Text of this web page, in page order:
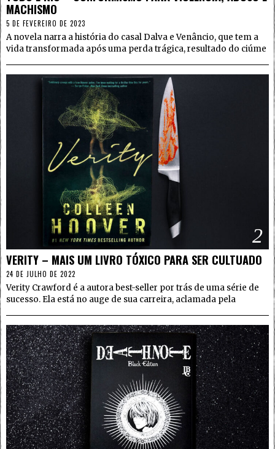
MACHISMO
5 DE FEVEREIRO DE 2023
A novela narra a história do casal Dalva e Venâncio, que tem a
vida transformada após uma perda trágica, resultado do ciúme
2
VERITY – MAIS UM LIVRO TÓXICO PARA SER CULTUADO
24 DE JULHO DE 2022
Verity Crawford é a autora best-seller por trás de uma série de
sucesso. Ela está no auge de sua carreira, aclamada pela